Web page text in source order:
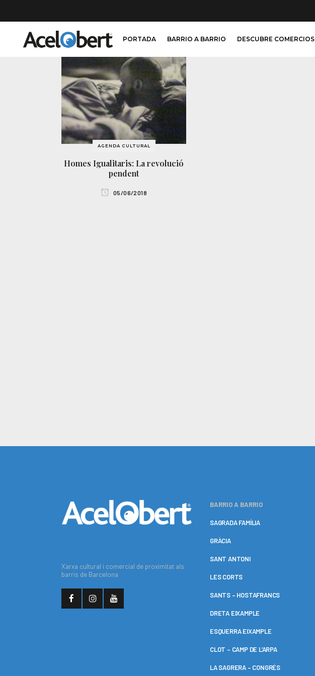
PORTADA BARRIO A BARRIO DESCUBRE COMERCIOS
AGENDA CULTURAL
Homes Igualitaris: La revolució
pendent
05/06/2018
Xarxa cultural i comercial de proximitat als
barris de Barcelona
BARRIO A BARRIO
SAGRADA FAMÍLIA
GRÀCIA
SANT ANTONI
LES CORTS
SANTS – HOSTAFRANCS
DRETA EIXAMPLE
ESQUERRA EIXAMPLE
CLOT – CAMP DE L’ARPA
LA SAGRERA – CONGRÉS